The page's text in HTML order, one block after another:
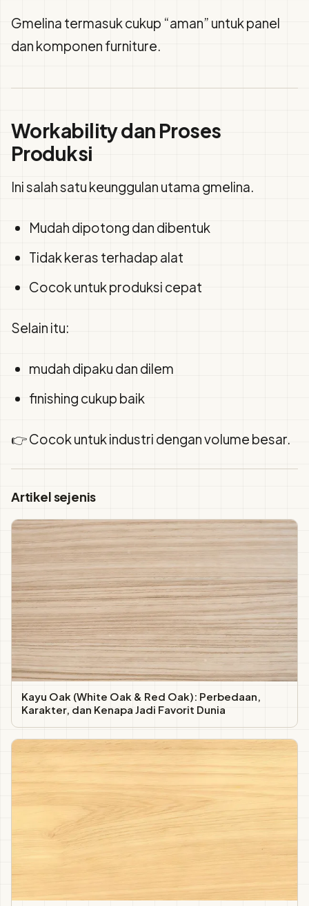
Gmelina termasuk cukup “aman” untuk panel
dan komponen furniture.
Workability dan Proses
Produksi
Ini salah satu keunggulan utama gmelina.
Mudah dipotong dan dibentuk
Tidak keras terhadap alat
Cocok untuk produksi cepat
Selain itu:
mudah dipaku dan dilem
finishing cukup baik
👉 Cocok untuk industri dengan volume besar.
Artikel sejenis
Kayu Oak (White Oak & Red Oak): Perbedaan,
Karakter, dan Kenapa Jadi Favorit Dunia